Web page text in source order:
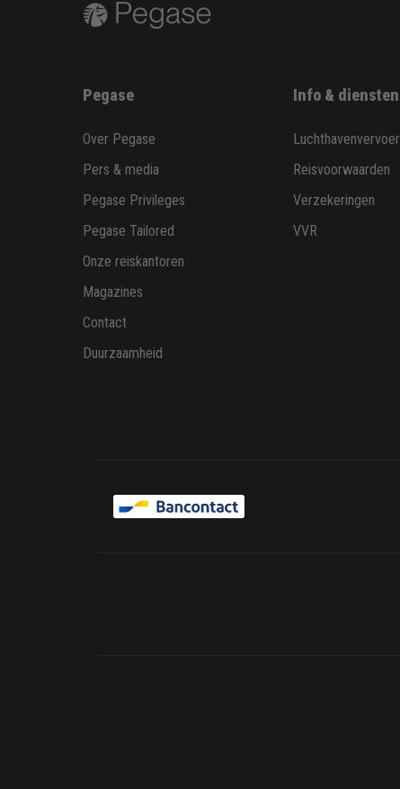
Pegase
Over Pegase
Pers & media
Pegase Privileges
Pegase Tailored
Onze reiskantoren
Magazines
Contact
Duurzaamheid
Info & diensten
Luchthavenvervoer
Reisvoorwaarden
Verzekeringen
VVR